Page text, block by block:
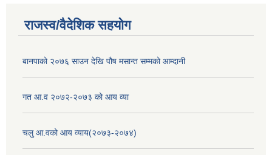
राजस्व/वैदेशिक सहयोग
बानपाको २०७६ साउन देखि पौष मसान्त सम्मको आम्दानी
गत आ.व २०७२-२०७३ को आय व्या
चलु आ.वको आय व्याय(२०७३-२०७४)